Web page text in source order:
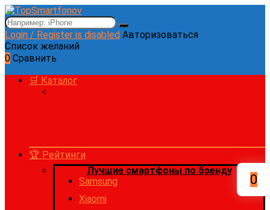
Login / Register is disabled Авторизоваться
Список желаний
0 Сравнить
🛒 Каталог
🏆 Рейтинги
Лучшие смартфоны по бренду
Samsung
Xiaomi
0